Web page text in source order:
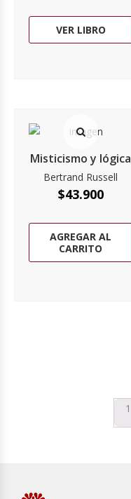
VER LIBRO
Misticismo y lógica
Bertrand Russell
$43.900
AGREGAR AL
CARRITO
1